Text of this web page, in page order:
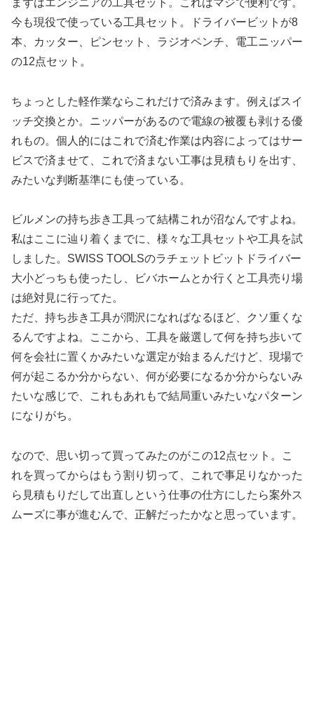
今も現役で使っている工具セット。ドライバービットが8
本、カッター、ピンセット、ラジオペンチ、電工ニッパー
の12点セット。
ちょっとした軽作業ならこれだけで済みます。例えばスイ
ッチ交換とか。ニッパーがあるので電線の被覆も剥ける優
れもの。個人的にはこれで済む作業は内容によってはサー
ビスで済ませて、これで済まない工事は見積もりを出す、
みたいな判断基準にも使っている。
ビルメンの持ち歩き工具って結構これが沼なんですよね。
私はここに辿り着くまでに、様々な工具セットや工具を試
しました。SWISS TOOLSのラチェットビットドライバー
大小どっちも使ったし、ビバホームとか行くと工具売り場
は絶対見に行ってた。
ただ、持ち歩き工具が潤沢になればなるほど、クソ重くな
るんですよね。ここから、工具を厳選して何を持ち歩いて
何を会社に置くかみたいな選定が始まるんだけど、現場で
何が起こるか分からない、何が必要になるか分からないみ
たいな感じで、これもあれもで結局重いみたいなパターン
になりがち。
なので、思い切って買ってみたのがこの12点セット。こ
れを買ってからはもう割り切って、これで事足りなかった
ら見積もりだして出直しという仕事の仕方にしたら案外ス
ムーズに事が進むんで、正解だったかなと思っています。